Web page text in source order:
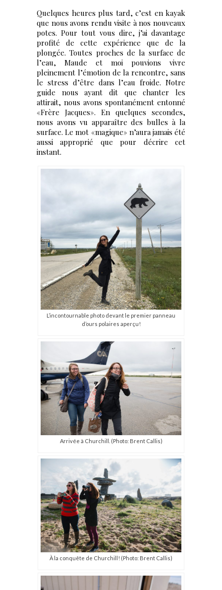
Quelques heures plus tard, c’est en kayak
que nous avons rendu visite à nos nouveaux
potes. Pour tout vous dire, j’ai davantage
profité de cette expérience que de la
plongée. Toutes proches de la surface de
l’eau, Maude et moi pouvions vivre
pleinement l’émotion de la rencontre, sans
le stress d’être dans l’eau froide. Notre
guide nous ayant dit que chanter les
attirait, nous avons spontanément entonné
«Frère Jacques». En quelques secondes,
nous avons vu apparaître des bulles à la
surface. Le mot «magique» n’aura jamais été
aussi approprié que pour décrire cet
instant.
L’incontournable photo devant le premier panneau
d’ours polaires aperçu!
Arrivée à Churchill. (Photo: Brent Callis)
À la conquête de Churchill! (Photo: Brent Callis)